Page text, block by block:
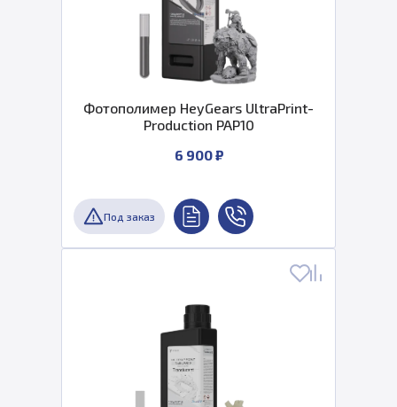
Фотополимер HeyGears UltraPrint-
Production PAP10
6 900 ₽
Под заказ